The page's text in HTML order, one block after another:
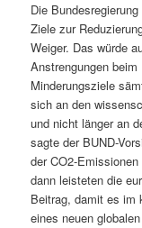
Die
Ziele zur
Weiger. Das würde
Anstrengungen
Minderungsziele
sich an den
und nicht länger an
sagte der BUND-
der CO2-
dann leisteten die
Beitrag, damit es im
eines neuen